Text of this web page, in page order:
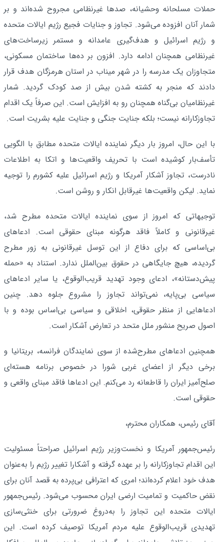
حملات مسلحانه وحشیانه، صدها غیرنظامی مجروح شده‌اند و بر
شمار آنان افزوده می‌شود. تجاوز و جنایات فجیع رژیم ایالات متحده
و رژیم اسرائیل و هدف‌گیری عامدانه و مستمر زیرساخت‌های
غیرنظامی همچنان ادامه دارد. افزون بر ده‌ها ساختمان مسکونی،
متجاوزان یک مدرسه را در شهر میناب در استان هرمزگان هدف قرار
دادند که منجر به کشته شدن بیش از صد کودک گردید. شمار
غیرنظامیان بی‌گناه همچنان رو به افزایش است. این صرفاً یک اقدام
تجاوزکارانه نیست؛ بلکه جنایت جنگی و جنایت علیه بشریت است.
با این حال، امروز بار دیگر نماینده ایالات متحده مطابق با الگویی
تأسف‌بار کوشیده است با تحریف واقعیت‌ها و اتکا به اطلاعات
نادرست، تجاوز آشکار آمریکا و رژیم اسرائیل علیه کشورم را توجیه
نماید. لیکن واقعیت‌ها غیرقابل انکار و روشن است.
توجیهاتی که امروز از سوی نماینده ایالات متحده مطرح شد،
غیرقانونی و کاملاً فاقد هرگونه مبنای حقوقی است. ادعاهای
بی‌اساسی که برای دفاع از این توسل غیرقانونی به زور مطرح
گردیده، هیچ جایگاهی در حقوق بین‌الملل ندارد. استناد به «حمله
پیش‌دستانه»، ادعای وجود تهدید قریب‌الوقوع، یا سایر ادعاهای
سیاسی بی‌پایه، نمی‌تواند تجاوز را مشروع جلوه دهد. چنین
ادعاهایی از منظر حقوقی، اخلاقی و سیاسی بی‌اساس بوده و با
اصول صریح منشور ملل متحد در تعارض آشکار است.
همچنین ادعاهای مطرح‌شده از سوی نمایندگان فرانسه، بریتانیا و
برخی دیگر از اعضای غربی شورا در خصوص برنامه هسته‌ای
صلح‌آمیز ایران را قاطعانه رد می‌کنم. این ادعاها فاقد مبنای واقعی و
حقوقی است.
آقای رئیس، همکاران محترم،
رئیس‌جمهور آمریکا و نخست‌وزیر رژیم اسرائیل صراحتاً مسئولیت
این اقدام تجاوزکارانه را بر عهده گرفته و آشکارا تغییر رژیم را به‌عنوان
هدف خود اعلام کرده‌اند؛ امری که اعترافی بی‌پرده به قصد آنان برای
نقض حاکمیت و تمامیت ارضی ایران محسوب می‌شود. رئیس‌جمهور
ایالات متحده این تجاوز را به‌دروغ ضرورتی برای خنثی‌سازی
تهدیدی قریب‌الوقوع علیه مردم آمریکا توصیف کرده است. این